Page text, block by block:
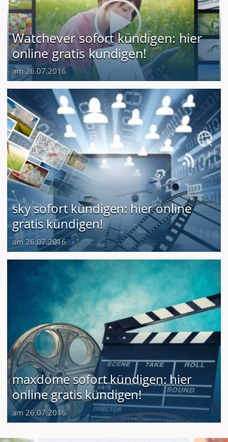
Watchever sofort kündigen: hier
online gratis kündigen!
am 26.07.2016
sky sofort kündigen: hier online
gratis kündigen!
am 26.07.2016
maxdome sofort kündigen: hier
online gratis kündigen!
am 26.07.2016